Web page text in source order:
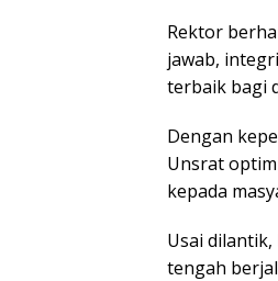
Rektor
jawab,
terbaik bagi
Dengan
Unsrat
kepada
Usai
tengah